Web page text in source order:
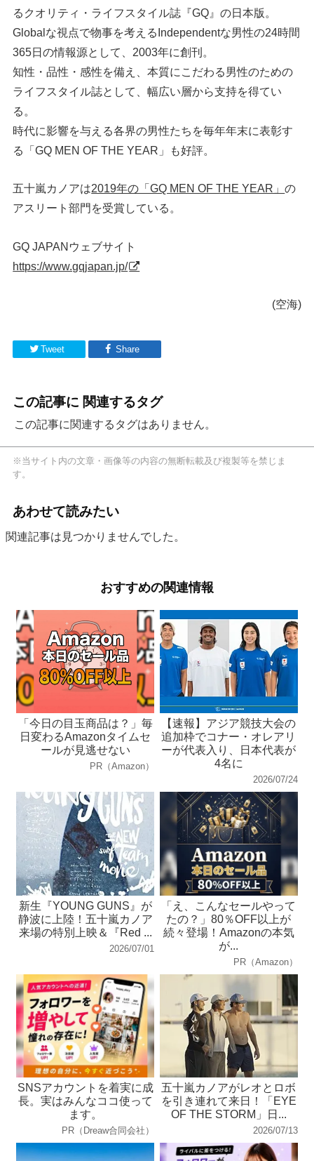
るクオリティ・ライフスタイル誌『GQ』の日本版。
Globalな視点で物事を考えるIndependentな男性の24時間
365日の情報源として、2003年に創刊。
知性・品性・感性を備え、本質にこだわる男性のための
ライフスタイル誌として、幅広い層から支持を得てい
る。
時代に影響を与える各界の男性たちを毎年年末に表彰す
る「GQ MEN OF THE YEAR」も好評。
五十嵐カノアは2019年の「GQ MEN OF THE YEAR」の
アスリート部門を受賞している。
GQ JAPANウェブサイト
https://www.gqjapan.jp/
(空海)
Tweet Share
この記事に 関連するタグ
この記事に関連するタグはありません。
※当サイト内の文章・画像等の内容の無断転載及び複製等を禁じま
す。
あわせて読みたい
関連記事は見つかりませんでした。
おすすめの関連情報
「今日の目玉商品は？」毎
日変わるAmazonタイムセ
ールが見逃せない
PR（Amazon）
【速報】アジア競技大会の
追加枠でコナー・オレアリ
ーが代表入り、日本代表が
4名に
2026/07/24
新生『YOUNG GUNS』が
静波に上陸！五十嵐カノア
来場の特別上映＆『Red ...
2026/07/01
「え、こんなセールやって
たの？」80％OFF以上が
続々登場！Amazonの本気
が...
PR（Amazon）
SNSアカウントを着実に成
長。実はみんなココ使って
ます。
PR（Dreaw合同会社）
五十嵐カノアがレオとロボ
を引き連れて来日！「EYE
OF THE STORM」日...
2026/07/13